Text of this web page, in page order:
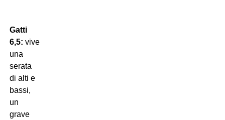
Gatti
6,5: vive
una
serata
di alti e
bassi,
un
grave